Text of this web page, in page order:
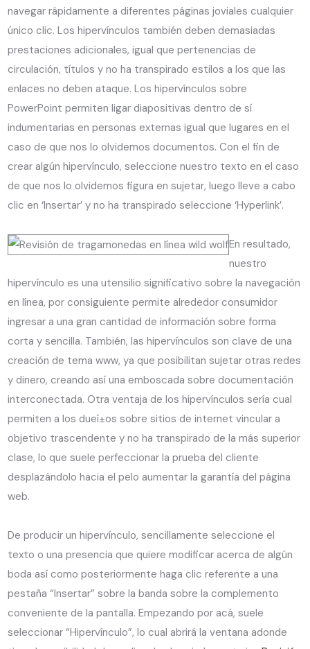
navegar rápidamente a diferentes páginas joviales cualquier
único clic. Los hipervínculos también deben demasiadas
prestaciones adicionales, igual que pertenencias de
circulación, títulos y no ha transpirado estilos a los que las
enlaces no deben ataque. Los hipervínculos sobre
PowerPoint permiten ligar diapositivas dentro de sí
indumentarias en personas externas igual que lugares en el
caso de que nos lo olvidemos documentos. Con el fin de
crear algún hipervínculo, seleccione nuestro texto en el caso
de que nos lo olvidemos figura en sujetar, luego lleve a cabo
clic en ‘Insertar’ y no ha transpirado seleccione ‘Hyperlink’.
En resultado,
nuestro
hipervínculo es una utensilio significativo sobre la navegación
en lí­nea, por consiguiente permite alrededor consumidor
ingresar a una gran cantidad de información sobre forma
corta y sencilla. También, las hipervínculos son clave de una
creación de tema www, ya que posibilitan sujetar otras redes
y dinero, creando así una emboscada sobre documentación
interconectada. Otra ventaja de los hipervínculos serí­a cual
permiten a los dueí±os sobre sitios de internet vincular a
objetivo trascendente y no ha transpirado de la más superior
clase, lo que suele perfeccionar la prueba del cliente
desplazándolo hacia el pelo aumentar la garantía del página
web.
De producir un hipervínculo, sencillamente seleccione el
texto o una presencia que quiere modificar acerca de algún
boda así­ como posteriormente haga clic referente a una
pestaña “Insertar” sobre la banda sobre la complemento
conveniente de la pantalla. Empezando por acá, suele
seleccionar “Hipervínculo”, lo cual abrirá la ventana adonde